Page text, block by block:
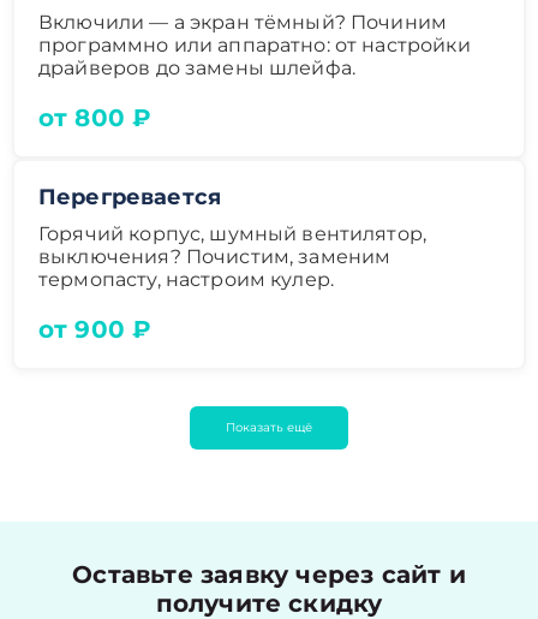
Включили — а экран тёмный? Починим
программно или аппаратно: от настройки
драйверов до замены шлейфа.
от 800 ₽
Перегревается
Горячий корпус, шумный вентилятор,
выключения? Почистим, заменим
термопасту, настроим кулер.
от 900 ₽
Показать ещё
Оставьте заявку через сайт и
получите скидку